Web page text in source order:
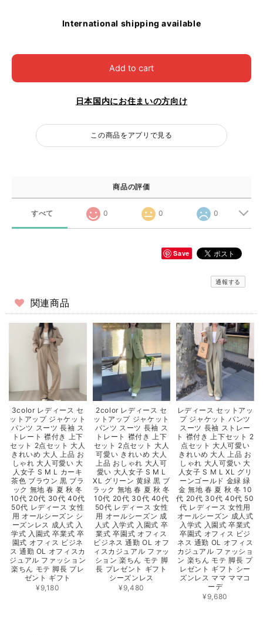
International shipping available
Add to cart
日本国内にお住まいの方向け
この商品をアプリで見る
商品の評価
すべて 0 0 0
Save
通報する
関連商品
3color レディース セ
ットアップ ジャケット
パンツ スーツ 長袖 ス
トレート 襟付き 上下
セット 2点セット 大人
きれいめ 大人 上品 お
しゃれ 大人可愛い 大
人女子 S M L カーキ
茶色 ブラウン 黒 ブラ
ック 無地 春 夏 秋 冬
10代 20代 30代 40代
50代 レディース 女性
用 オールシーズン シ
ーズンレス 成人式 入
学式 入園式 卒業式 卒
園式 オフィス ビジネ
ス 通勤 OL オフィスカ
ジュアル ファッション
楽ちん モテ 脚長 プレ
ゼント ギフト
¥9,180
2color レディース セ
ットアップ ジャケット
パンツ スーツ 長袖 ス
トレート 襟付き 上下
セット 2点セット 大人
可愛い きれいめ 大人
上品 おしゃれ 大人可
愛い 大人女子 S M L
XL グリーン 黄緑 黒 ブ
ラック 無地 春 夏 秋 冬
10代 20代 30代 40代
50代 レディース 女性
用 オールシーズン 成
人式 入学式 入園式 卒
業式 卒園式 オフィス
ビジネス 通勤 OL オフ
ィスカジュアル ファッ
ション 楽ちん モテ 脚
長 プレゼント ギフト
シーズンレス
¥9,480
レディース セットアッ
プ ジャケット パンツ
スーツ 長袖 ストレー
ト 襟付き 上下セット 2
点セット 大人可愛い
きれいめ 大人 上品 お
しゃれ 大人可愛い 大
人女子 S M L XL グリ
ーンゴールド 金緑 緑
金 無地 春 夏 秋 冬 10
代 20代 30代 40代 50
代 レディース 女性用
オールシーズン 成人式
入学式 入園式 卒業式
卒園式 オフィス ビジ
ネス 通勤 OL オフィス
カジュアル ファッショ
ン 楽ちん モテ 脚長 プ
レゼント ギフト シー
ズンレス ママ ママコ
ーデ
¥9,680